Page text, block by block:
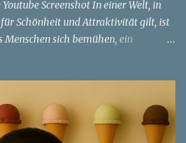
Screenshot In einer Welt, in
Schönheit und Attraktivität gilt, ist
sich bemühen, ein
Diskrepanz ist die Geschichte
Überzeugung von ihrem Aussehen